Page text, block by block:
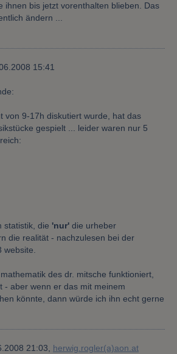
ihnen bis jetzt vorenthalten blieben. Das
ändern ...
15:41
von 9-17h diskutiert wurde, hat das
gespielt ... leider waren nur 5
statistik, die 'nur' die urheber
die realität - nachzulesen bei der
website.
des dr. mitsche funktioniert,
- aber wenn er das mit meinem
könnte, dann würde ich ihn echt gerne
21:03, herwig.rogler(a)aon.at